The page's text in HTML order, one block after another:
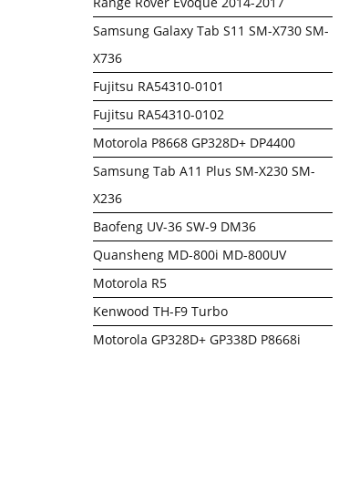
Samsung Galaxy Tab S11 SM-X730 SM-
X736
Fujitsu RA54310-0101
Fujitsu RA54310-0102
Motorola P8668 GP328D+ DP4400
Samsung Tab A11 Plus SM-X230 SM-
X236
Baofeng UV-36 SW-9 DM36
Quansheng MD-800i MD-800UV
Motorola R5
Kenwood TH-F9 Turbo
Motorola GP328D+ GP338D P8668i